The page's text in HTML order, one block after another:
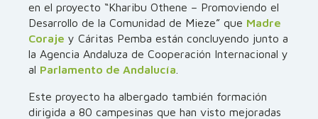
en el proyecto “Kharibu Othene – Promoviendo el
Desarrollo de la Comunidad de Mieze” que Madre
Coraje y Cáritas Pemba están concluyendo junto a
la Agencia Andaluza de Cooperación Internacional y
al Parlamento de Andalucía
Este proyecto ha albergado también formación
dirigida a 80 campesinas que han visto mejoradas